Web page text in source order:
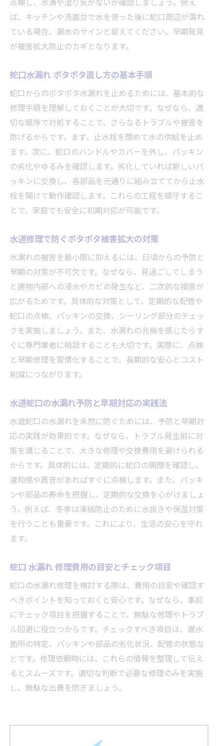
点検し、水滴や湿り気がないか確認しましょう。例え
ば、キッチンや洗面台で水を使った後に蛇口周辺が濡れ
ている場合、漏水のサインと捉えてください。早期発見
が被害拡大防止のカギとなります。
蛇口水漏れ ポタポタ直し方の基本手順
蛇口からのポタポタ水漏れを止めるためには、基本的な
修理手順を理解しておくことが大切です。なぜなら、適
切な順序で対処することで、さらなるトラブルや被害を
防げるからです。まず、止水栓を閉めて水の供給を止め
ます。次に、蛇口のハンドルやカバーを外し、パッキン
の劣化やゆるみを確認します。劣化していれば新しいパ
ッキンに交換し、各部品を元通りに組み立ててから止水
栓を開けて動作確認します。これらの工程を順守するこ
とで、家庭でも安全に初期対応が可能です。
水道修理で防ぐポタポタ被害拡大の対策
水漏れの被害を最小限に抑えるには、日頃からの予防と
早期の対策が不可欠です。なぜなら、見過ごしてしまう
と建物内部への浸水やカビの発生など、二次的な損害が
広がるためです。具体的な対策として、定期的な配管や
蛇口の点検、パッキンの交換、シーリング部分のチェッ
クを実施しましょう。また、水漏れの兆候を感じたらす
ぐに専門業者に相談することも大切です。実際に、点検
と早期修理を習慣化することで、長期的な安心とコスト
削減につながります。
水道蛇口の水漏れ予防と早期対応の実践法
水道蛇口の水漏れを未然に防ぐためには、予防と早期対
応の実践が効果的です。なぜなら、トラブル発生前に対
策を講じることで、大きな修理や交換費用を避けられる
からです。具体的には、定期的に蛇口の開閉を確認し、
違和感や異音があればすぐに点検します。また、パッキ
ンや部品の寿命を把握し、定期的な交換を心がけましょ
う。例えば、冬季は凍結防止のために水抜きや保温対策
を行うことも重要です。これにより、生活の安心を守れ
ます。
蛇口 水漏れ 修理費用の目安とチェック項目
蛇口の水漏れ修理を検討する際は、費用の目安や確認す
べきポイントを知っておくと安心です。なぜなら、事前
にチェック項目を把握することで、無駄な修理やトラブ
ル回避に役立つからです。チェックすべき項目は、漏水
箇所の特定、パッキンや部品の劣化状況、配管の状態な
どです。修理依頼時には、これらの情報を整理して伝え
るとスムーズです。適切な判断で必要な修理のみを実施
し、無駄な出費を防ぎましょう。